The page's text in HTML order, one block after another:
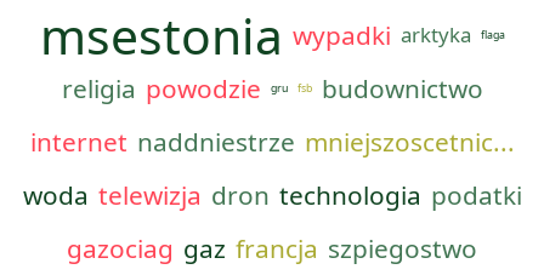
msestonia wypadki arktyka flaga
religia powodzie gru fsb
budownictwo
internet naddniestrze mniejszoscetnic...
woda telewizja dron technologia podatki
gazociag gaz francja szpiegostwo